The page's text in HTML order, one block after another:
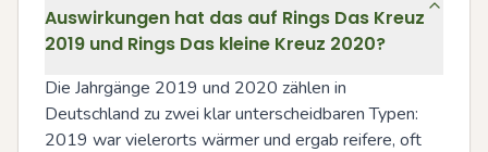
Auswirkungen hat das auf Rings Das Kreuz
2019 und Rings Das kleine Kreuz 2020?
Die Jahrgänge 2019 und 2020 zählen in
Deutschland zu zwei klar unterscheidbaren Typen:
2019 war vielerorts wärmer und ergab reifere, oft